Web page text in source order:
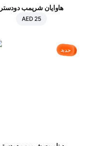
هاوايان شريمب دودستر
AED 25
جديد